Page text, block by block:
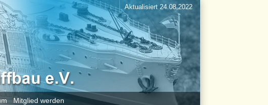
Mitglied werden
Aktualisiert 24.08.2022